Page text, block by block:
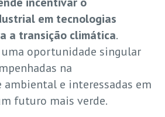
em tecnologias
a transição climática.
oportunidade singular
na
e interessadas em
futuro mais verde.